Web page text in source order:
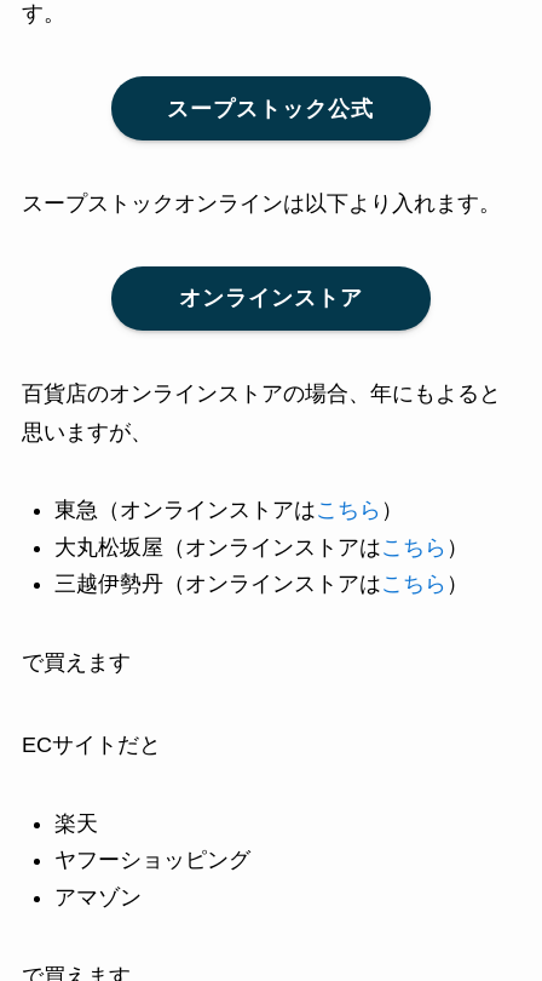
す。
スープストック公式
スープストックオンラインは以下より入れます。
オンラインストア
百貨店のオンラインストアの場合、年にもよると
思いますが、
東急（オンラインストアはこちら ）
大丸松坂屋（オンラインストアはこちら ）
三越伊勢丹（オンラインストアはこちら ）
で買えます
ECサイトだと
楽天
ヤフーショッピング
アマゾン
で買えます